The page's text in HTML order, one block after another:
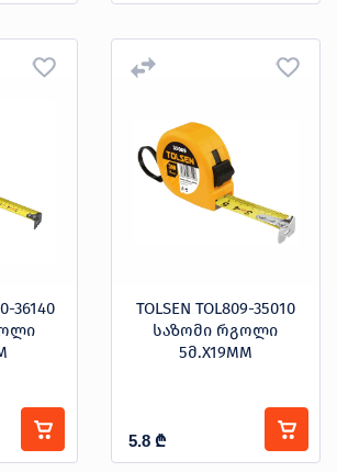
36140
TOLSEN TOL809-35010
საზომი რგოლი
5მ.X19MM
5.8 ₾